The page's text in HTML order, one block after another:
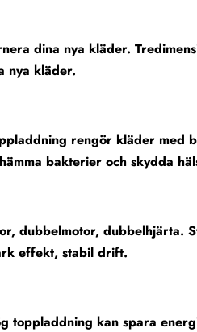
dina nya kläder.
nya kläder.
rengör kläder med
bakterier och skydda
dubbelmotor,
effekt, stabil drift.
toppladdning kan spara